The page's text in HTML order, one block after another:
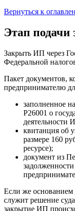
Вернуться к
Этап подачи
Закрыть ИП через
Федеральной
Пакет документов,
предпринимателю
заполненное
Р26001 о
деятельности
квитанция об
размере 160
ресурсе);
документ из
Если же основанием
служит решение
закрытие ИП